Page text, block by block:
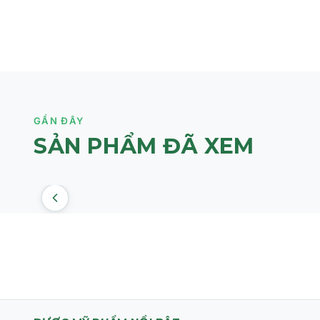
GẦN ĐÂY
SẢN PHẨM ĐÃ XEM